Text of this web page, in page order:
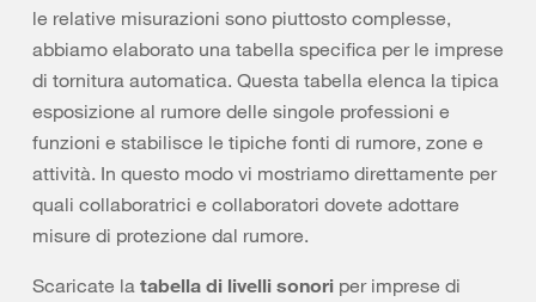
le relative misurazioni sono piuttosto complesse,
abbiamo elaborato una tabella specifica per le imprese
di tornitura automatica. Questa tabella elenca la tipica
esposizione al rumore delle singole professioni e
funzioni e stabilisce le tipiche fonti di rumore, zone e
attività. In questo modo vi mostriamo direttamente per
quali collaboratrici e collaboratori dovete adottare
misure di protezione dal rumore.
Scaricate la tabella di livelli sonori per imprese di